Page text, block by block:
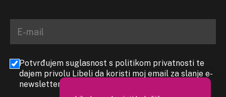
Potvrđujem suglasnost s politikom privatnosti te
dajem privolu Libeli da koristi moj email za slanje e-
newslettera